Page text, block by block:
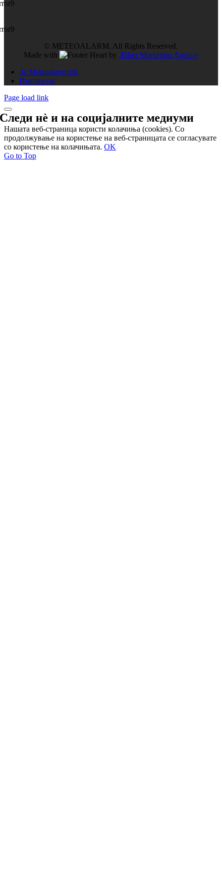
© METEOALARM. All Rights Reserved.
Made with
by Æther Marketing Agency
За Meteoalarm.mk
Импресум
Page load link
Следи нѐ и насоцијалните медиуми
Нашата веб-страница користи колачиња (cookies). Со
продолжување на користење на веб-страницата се согласувате
со користење на колачињата. OK
Go to Top